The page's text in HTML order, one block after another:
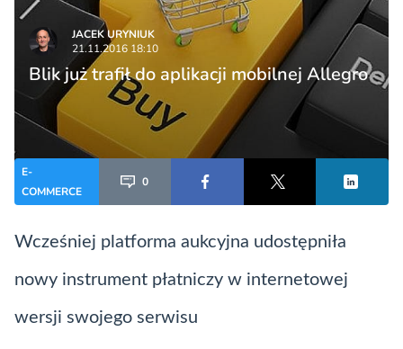
JACEK URYNIUK
21.11.2016 18:10
Blik już trafił do aplikacji mobilnej Allegro
E-
COMMERCE
0
Wcześniej platforma aukcyjna udostępniła
nowy instrument płatniczy w internetowej
wersji swojego serwisu